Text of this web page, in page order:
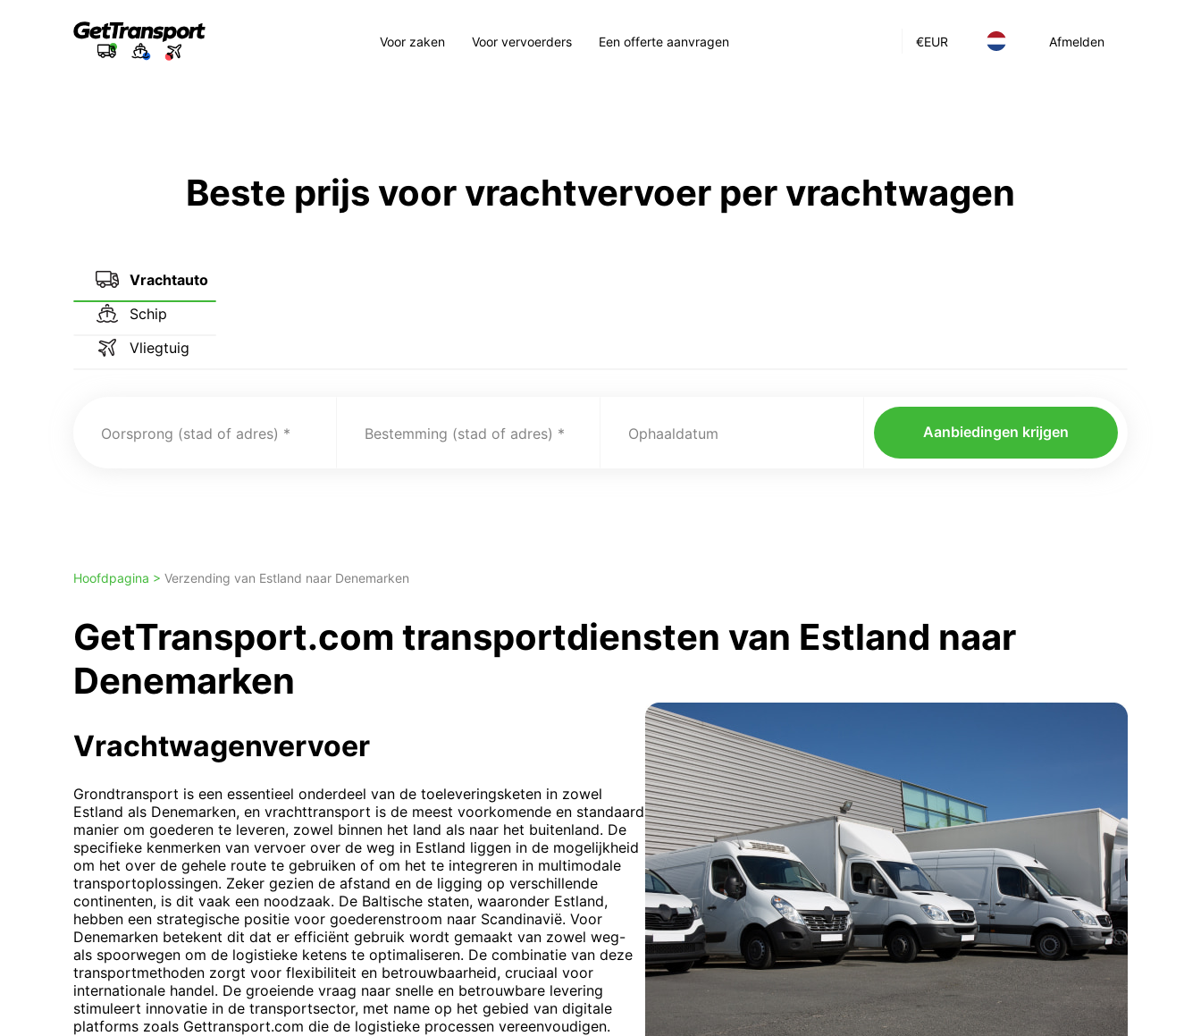
€EUR Afmelden
Voor zaken Voor vervoerders Een offerte aanvragen
Beste prijs voor vrachtvervoer per vrachtwagen
Vrachtauto
Schip
Vliegtuig
Oorsprong (stad of adres) Bestemming (stad of adres) Ophaaldatum Aanbiedingen krijgen
Hoofdpagina > Verzending van Estland naar Denemarken
GetTransport.com transportdiensten van Estland naar
Denemarken
Vrachtwagenvervoer
Grondtransport is een essentieel onderdeel van de toeleveringsketen in zowel
Estland als Denemarken, en vrachttransport is de meest voorkomende en standaard
manier om goederen te leveren, zowel binnen het land als naar het buitenland. De
specifieke kenmerken van vervoer over de weg in Estland liggen in de mogelijkheid
om het over de gehele route te gebruiken of om het te integreren in multimodale
transportoplossingen. Zeker gezien de afstand en de ligging op verschillende
continenten, is dit vaak een noodzaak. De Baltische staten, waaronder Estland,
hebben een strategische positie voor goederenstroom naar Scandinavië. Voor
Denemarken betekent dit dat er efficiënt gebruik wordt gemaakt van zowel weg-
als spoorwegen om de logistieke ketens te optimaliseren. De combinatie van deze
transportmethoden zorgt voor flexibiliteit en betrouwbaarheid, cruciaal voor
internationale handel. De groeiende vraag naar snelle en betrouwbare levering
stimuleert innovatie in de transportsector, met name op het gebied van digitale
platforms zoals Gettransport.com die de logistieke processen vereenvoudigen.